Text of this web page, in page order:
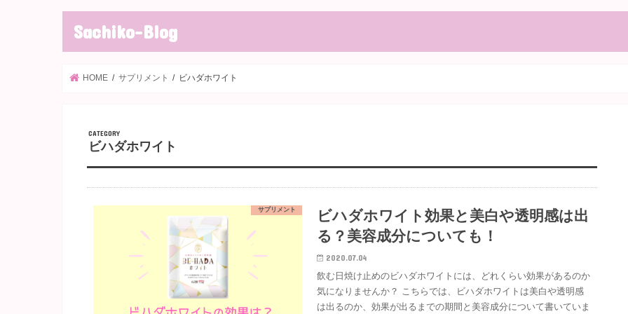
Sachiko-Blog
HOME サプリメント ビハダホワイト
ビハダホワイト
サプリメント
ビハダホワイト効果と美白や透明感は出
る？美容成分についても！
2020.07.04
飲む日焼け止めのビハダホワイトには、どれくらい効果があるのか
気になりませんか？ こちらでは、ビハダホワイトは美白や透明感
は出るのか、効果が出るまでの期間と美容成分について書いていま